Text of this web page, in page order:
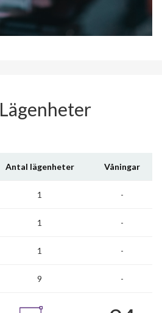
Lägenheter
Antal lägenheter Våningar
1 -
1 -
1 -
9 -